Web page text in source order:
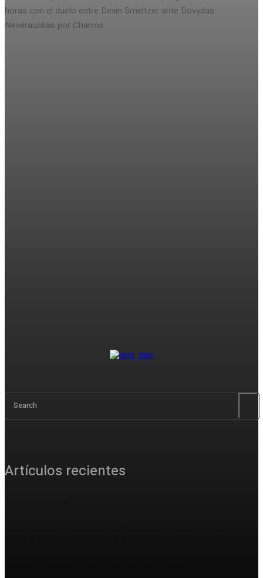
horas con el duelo entre Devin Smeltzer ante Dovydas
Neverauskas por Charros.
Search
Artículos recientes